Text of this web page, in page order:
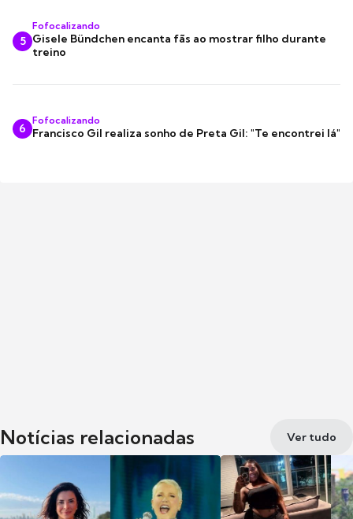
5
Fofocalizando
Gisele Bündchen encanta fãs ao mostrar filho durante
treino
6
Fofocalizando
Francisco Gil realiza sonho de Preta Gil: "Te encontrei lá"
Notícias relacionadas Ver tudo